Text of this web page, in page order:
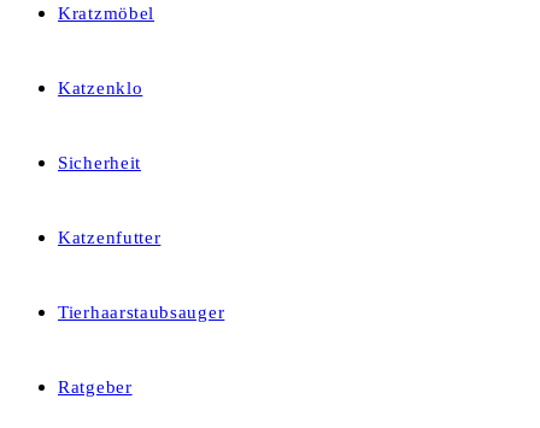
Kratzmöbel
Katzenklo
Sicherheit
Katzenfutter
Tierhaarstaubsauger
Ratgeber